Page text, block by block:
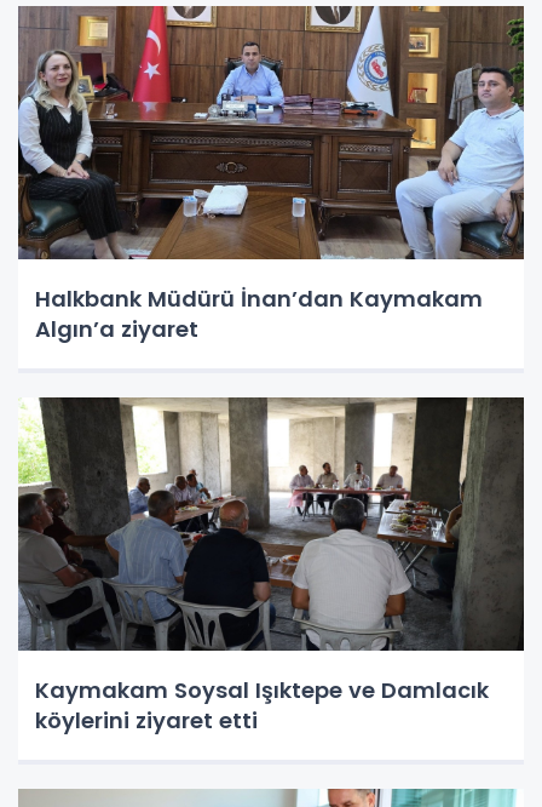
Halkbank Müdürü İnan’dan Kaymakam
Algın’a ziyaret
Kaymakam Soysal Işıktepe ve Damlacık
köylerini ziyaret etti